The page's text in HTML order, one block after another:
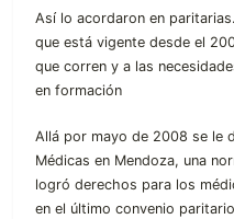
Así lo acordaron en
que está vigente desde el
que corren y a las
en formación
Allá por mayo de 2008 se le
Médicas en Mendoza, una
logró derechos para los
en el último convenio